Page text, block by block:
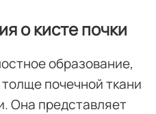
о кисте почки
образование,
почечной ткани
Она представляет